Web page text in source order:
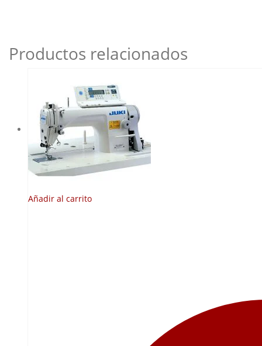
Productos relacionados
Añadir al carrito